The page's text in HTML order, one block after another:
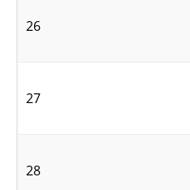
26
27
28